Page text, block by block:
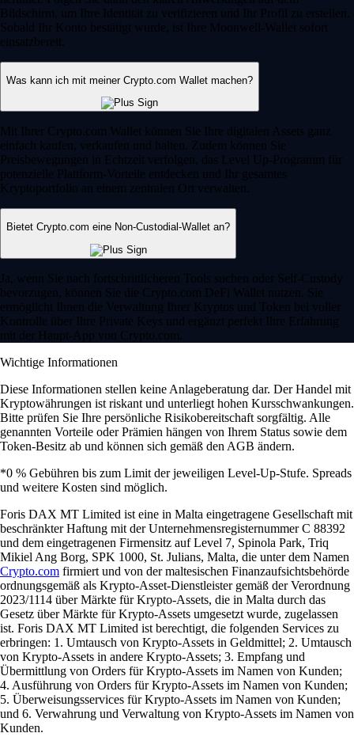
Bildschirm, um Ihre Identität zu verifizieren und Ihr Profil zu erstellen.
Sobald Ihr Konto bestätigt wurde, ist Ihre Moonwell-Wallet sofort
einsatzbereit.
Was kann ich mit meiner Crypto.com Wallet machen?
Mit Ihrer Crypto.com Wallet können Sie Ihre digitalen Assets ganz
einfach kaufen, verkaufen und halten. Zudem können Sie
Preisbewegungen in Echtzeit verfolgen, das Level Up-Programm für
potenzielle Plattform-Vorteile entdecken und Ihr gesamtes
Kryptoportfolio an einem zentralen Ort verwalten.
Bietet Crypto.com eine Non-Custodial-Wallet an?
Ja, wenn Sie nach fortschrittlicheren Tools suchen oder Self-Custody
bevorzugen, können Sie die Crypto.com DeFi Wallet nutzen. Sie
ermöglicht Ihnen die Verwaltung Ihrer Kryptos und Token bei voller
Kontrolle über Ihre Private Keys und ergänzt perfekt Ihre Erfahrung
mit der Haupt-App von Crypto.com.
Wichtige Informationen
Diese Informationen stellen keine Anlageberatung dar. Der Handel mit
Kryptowährungen ist riskant und unterliegt hohen Kursschwankungen.
Bitte prüfen Sie Ihre persönliche Risikobereitschaft sorgfältig. Alle
genannten Vorteile oder Prämien hängen von Ihrem Status sowie dem
Token-Besitz ab und können sich gemäß den AGB ändern.
*0 % Gebühren bis zum Limit der jeweiligen Level-Up-Stufe. Spreads
und weitere Kosten sind möglich.
Foris DAX MT Limited ist eine in Malta eingetragene Gesellschaft mit
beschränkter Haftung mit der Unternehmensregisternummer C 88392
und dem eingetragenen Firmensitz auf Level 7, Spinola Park, Triq
Mikiel Ang Borg, SPK 1000, St. Julians, Malta, die unter dem Namen
Crypto.com firmiert und von der maltesischen Finanzaufsichtsbehörde
ordnungsgemäß als Krypto-Asset-Dienstleister gemäß der Verordnung
2023/1114 über Märkte für Krypto-Assets, die in Malta durch das
Gesetz über Märkte für Krypto-Assets umgesetzt wurde, zugelassen
ist. Foris DAX MT Limited ist berechtigt, die folgenden Services zu
erbringen: 1. Umtausch von Krypto-Assets in Geldmittel; 2. Umtausch
von Krypto-Assets in andere Krypto-Assets; 3. Empfang und
Übermittlung von Orders für Krypto-Assets im Namen von Kunden;
4. Ausführung von Orders für Krypto-Assets im Namen von Kunden;
5. Überweisungsservices für Krypto-Assets im Namen von Kunden;
und 6. Verwahrung und Verwaltung von Krypto-Assets im Namen von
Kunden.